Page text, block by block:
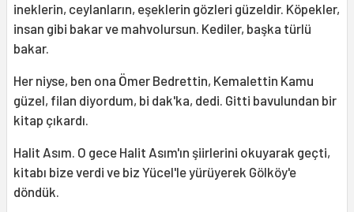
ineklerin, ceylanların, eşeklerin gözleri güzeldir. Köpekler,
insan gibi bakar ve mahvolursun. Kediler, başka türlü
bakar.
Her niyse, ben ona Ömer Bedrettin, Kemalettin Kamu
güzel, filan diyordum, bi dak'ka, dedi. Gitti bavulundan bir
kitap çıkardı.
Halit Asım. O gece Halit Asım'ın şiirlerini okuyarak geçti,
kitabı bize verdi ve biz Yücel'le yürüyerek Gölköy'e
döndük.